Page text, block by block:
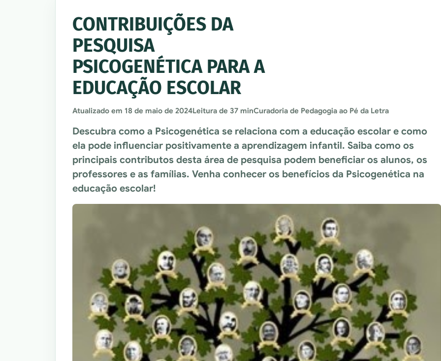
CONTRIBUIÇÕES DA
PESQUISA
PSICOGENÉTICA PARA A
EDUCAÇÃO ESCOLAR
Atualizado em 18 de maio de 2024Leitura de 37 minCuradoria de Pedagogia ao Pé da Letra
Descubra como a Psicogenética se relaciona com a educação escolar e como
ela pode influenciar positivamente a aprendizagem infantil. Saiba como os
principais contributos desta área de pesquisa podem beneficiar os alunos, os
professores e as famílias. Venha conhecer os benefícios da Psicogenética na
educação escolar!